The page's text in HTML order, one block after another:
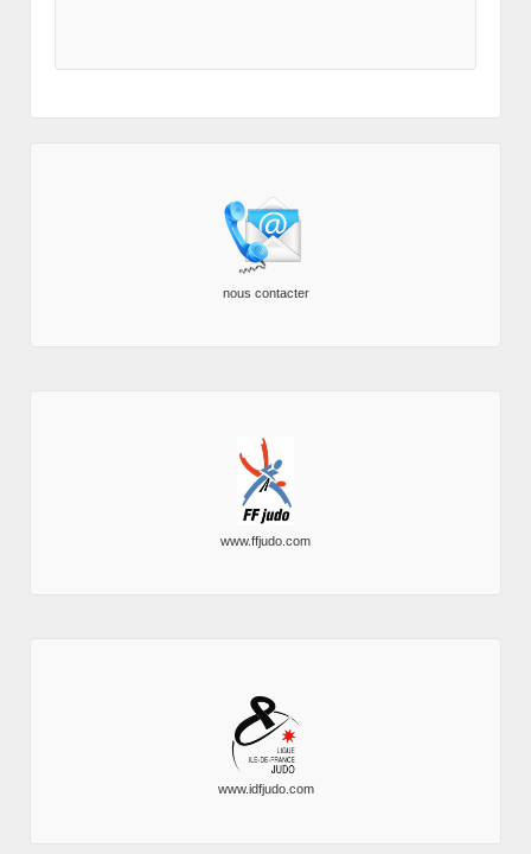
nous contacter
www.ffjudo.com
www.idfjudo.com